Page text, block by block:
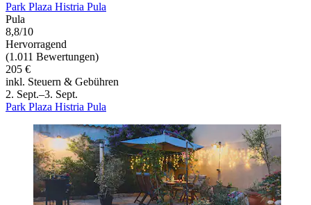
Park Plaza Histria Pula
Pula
8,8/10
Hervorragend
(1.011 Bewertungen)
205 €
inkl. Steuern & Gebühren
2. Sept.–3. Sept.
Park Plaza Histria Pula